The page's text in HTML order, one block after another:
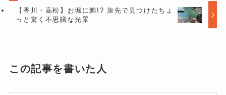
【香川・高松】お堀に鯛!? 旅先で見つけたちょ
っと驚く不思議な光景
この記事を書いた人